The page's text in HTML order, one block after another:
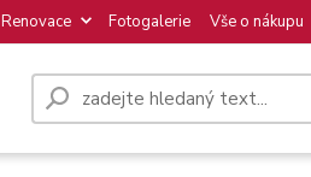
Renovace Fotogalerie Vše o nákupu